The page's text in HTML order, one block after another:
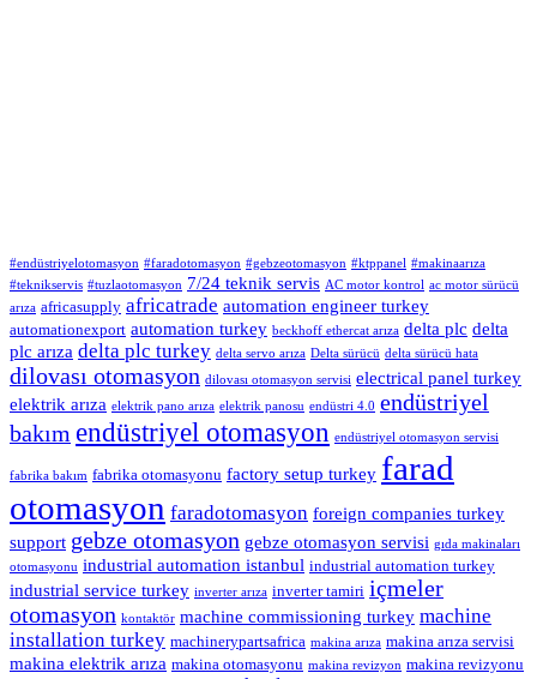
#endüstriyelotomasyon #faradotomasyon #gebzeotomasyon #ktppanel #makinaarıza
#teknikservis #tuzlaotomasyon 7/24 teknik servis AC motor kontrol ac motor sürücü
arıza africasupply africatrade automation engineer turkey
automationexport automation turkey beckhoff ethercat arıza delta plc delta
plc arıza delta plc turkey delta servo arıza Delta sürücü delta sürücü hata
dilovası otomasyon dilovası otomasyon servisi electrical panel turkey
elektrik arıza elektrik pano arıza elektrik panosu endüstri 4.0 endüstriyel
bakım endüstriyel otomasyon endüstriyel otomasyon servisi
fabrika bakım fabrika otomasyonu factory setup turkey farad
otomasyon faradotomasyon foreign companies turkey
support gebze otomasyon gebze otomasyon servisi gıda makinaları
otomasyonu industrial automation istanbul industrial automation turkey
industrial service turkey inverter arıza inverter tamiri içmeler
otomasyon kontaktör machine commissioning turkey machine
installation turkey machinerypartsafrica makina arıza makina arıza servisi
makina elektrik arıza makina otomasyonu makina revizyon makina revizyonu